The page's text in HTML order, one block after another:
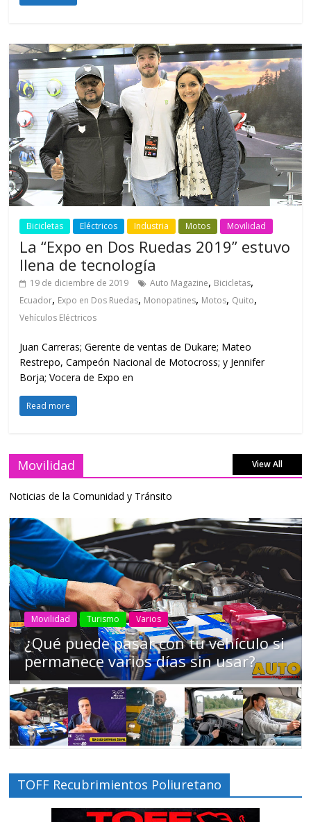
Bicicletas Eléctricos Industria Motos Movilidad
La “Expo en Dos Ruedas 2019” estuvo
llena de tecnología
19 de diciembre de 2019 Auto Magazine, Bicicletas,
Ecuador, Expo en Dos Ruedas, Monopatines, Motos, Quito,
Vehículos Eléctricos
Juan Carreras; Gerente de ventas de Dukare; Mateo
Restrepo, Campeón Nacional de Motocross; y Jennifer
Borja; Vocera de Expo en
Read more
Movilidad View All
Noticias de la Comunidad y Tránsito
AEADE Industria Motociclismo Motos Movilidad
Campaña busca cambiar destino de
los motociclistas en la región
TOFF Recubrimientos Poliuretano